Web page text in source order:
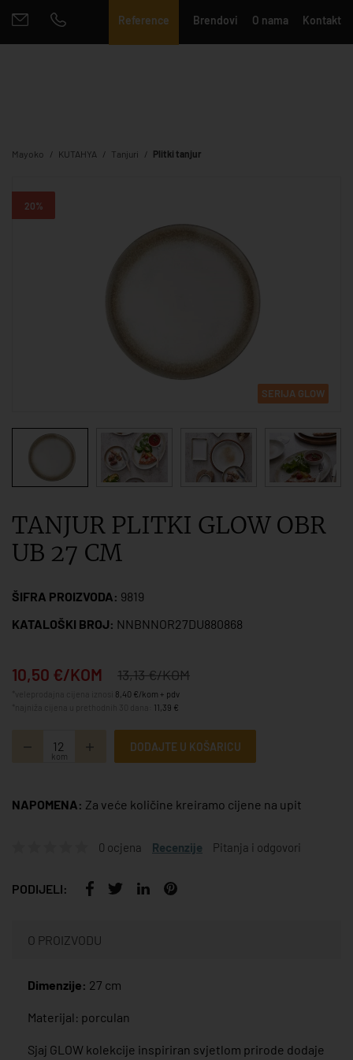
Reference Brendovi O nama Kontakt
Mayoko KUTAHYA Tanjuri Plitki tanjur
20%
SERIJA GLOW
TANJUR PLITKI GLOW OBR
UB 27 CM
ŠIFRA PROIZVODA: 9819
KATALOŠKI BROJ: NNBNNOR27DU880868
10,50 €/KOM 13,13 €/KOM
8,40 €/kom + pdv
11,39 €
kom
DODAJTE U KOŠARICU
NAPOMENA: Za veće količine kreiramo cijene na upit
0 ocjena Recenzije Pitanja i odgovori
PODIJELI:
O PROIZVODU
Dimenzije: 27 cm
Materijal: porculan
Sjaj GLOW kolekcije inspiriran svjetlom prirode dodaje